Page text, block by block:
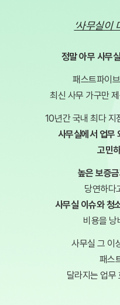
‘사무실이
정말 아무 사무
패스트파이
최신 사무 가구만
10년간 국내 최다 지
사무실에서 업무
고민
높은 보증
당연하다
사무실 이슈와 청
비용을 낭
사무실 그 이
패스
달라지는 업무